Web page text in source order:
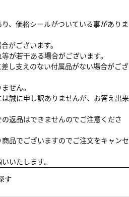
、価格シールがついている事がありま
がございます。
が若干ある場合がございます。
し支えのない付属品がない場合がござ
せん。
誠に申し訳ありませんが、お答え出来
返品はできませんのでご注意くださ
品でございますのでご注文をキャンセ
いたします。